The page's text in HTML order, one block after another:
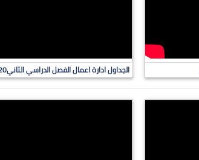
الجداول ادارة اعمال الفصل الدراسي الثاني2020-2019